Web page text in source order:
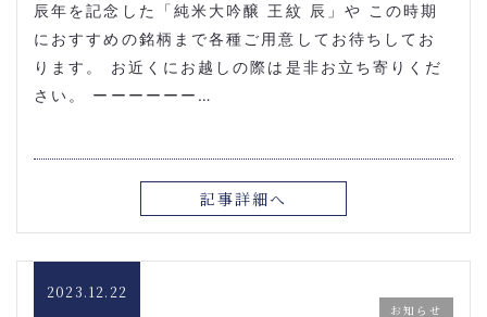
辰年を記念した「純米大吟醸 王紋 辰」や この時期
におすすめの銘柄まで各種ご用意してお待ちしてお
ります。 お近くにお越しの際は是非お立ち寄りくだ
さい。 ーーーーーー…
記事詳細へ
2023.12.22
お知らせ